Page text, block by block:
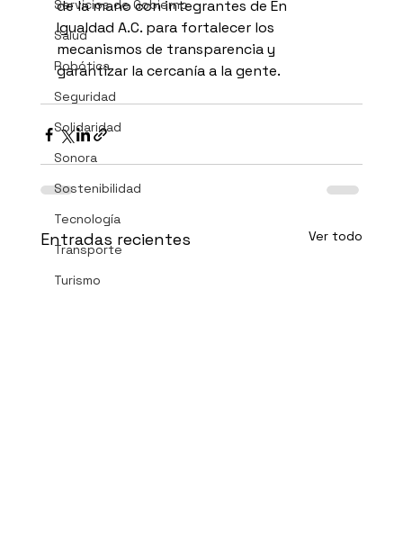
Servicios de Gobierno
Salud
Robótica
Seguridad
Solidaridad
Sonora
Sostenibilidad
Tecnología
Transporte
Turismo
de la mano con integrantes de En
Igualdad A.C. para fortalecer los
mecanismos de transparencia y
garantizar la cercanía a la gente.
Entradas recientes Ver todo